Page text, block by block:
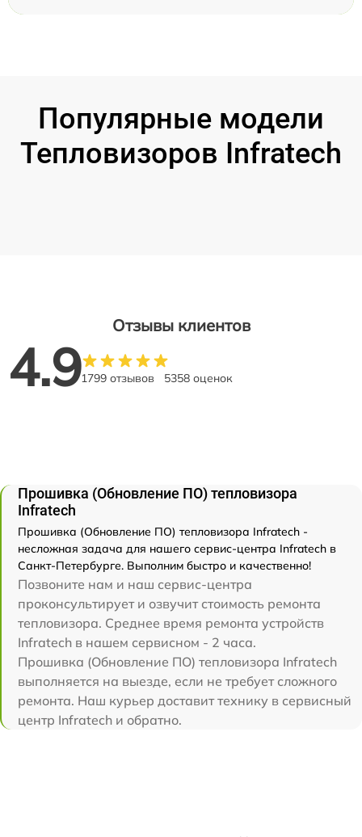
Популярные модели
Тепловизоров Infratech
Отзывы клиентов
4.91799 отзывов 5358 оценок
Прошивка (Обновление ПО) тепловизора
Infratech
Прошивка (Обновление ПО) тепловизора Infratech -
несложная задача для нашего сервис-центра Infratech в
Санкт-Петербурге. Выполним быстро и качественно!
Позвоните нам и наш сервис-центра
проконсультирует и озвучит стоимость ремонта
тепловизора. Среднее время ремонта устройств
Infratech в нашем сервисном - 2 часа.
Прошивка (Обновление ПО) тепловизора Infratech
выполняется на выезде, если не требует сложного
ремонта. Наш курьер доставит технику в сервисный
центр Infratech и обратно.